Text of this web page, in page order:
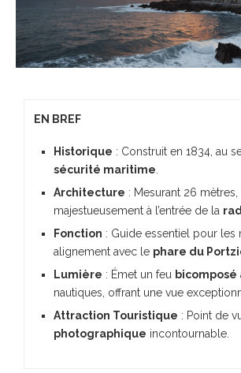
EN BREF
Historique : Construit en 1834, au
sécurité maritime
Architecture : Mesurant 26
majestueusement à l’entrée de la
Fonction : Guide essentiel pour les
alignement avec le phare du
Lumière : Émet un feu bicomposé
nautiques, offrant une vue
Attraction Touristique : Point de
photographique incontournable.